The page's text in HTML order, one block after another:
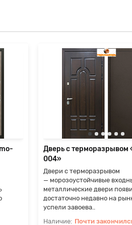
Дверь с терморазрывом
004»
Двери с терморазрывом
— морозоустойчивые
металлические двери
достаточно недавно на
успели завоева..
Почти